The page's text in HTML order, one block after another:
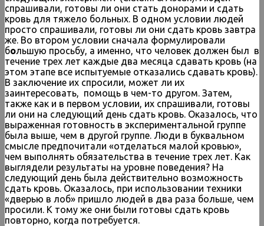
спрашивали, готовы ли они стать донорами и сдать
кровь для тяжело больных. В одном условии людей
просто спрашивали, готовы ли они сдать кровь завтра
же. Во втором условии сначала формулировали
большую просьбу, а именно, что человек должен был в
течение трех лет каждые два месяца сдавать кровь (на
этом этапе все испытуемые отказались сдавать кровь).
В заключение их спросили, может ли их
заинтересовать, помощь в чем-то другом. Затем,
также как и в первом условии, их спрашивали, готовы
ли они на следующий день сдать кровь. Оказалось, что
выраженная готовность в экспериментальной группе
была выше, чем в другой группе. Люди в буквальном
смысле предпочитали «отделаться малой кровью»,
чем выполнять обязательства в течение трех лет. Как
выглядели результаты на уровне поведения? На
следующий день была действительно возможность
сдать кровь. Оказалось, при использовании техники
«дверью в лоб» пришло людей в два раза больше, чем
просили. К тому же они были готовы сдать кровь
повторно, когда потребуется.